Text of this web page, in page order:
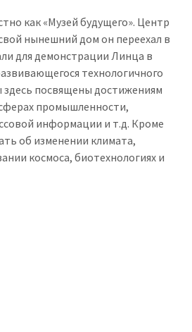
как «Музей будущего». Центр
нынешний дом он переехал в
для демонстрации Линца в
технологичного
здесь посвящены достижениям
промышленности,
информации и т.д. Кроме
об изменении климата,
космоса, биотехнологиях и